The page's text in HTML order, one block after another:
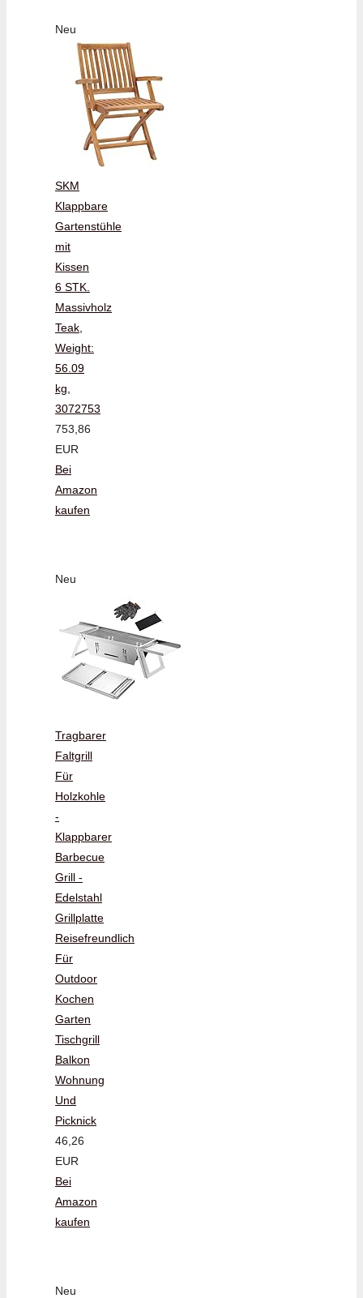
Neu
SKM
Klappbare
Gartenstühle
mit
Kissen
6 STK.
Massivholz
Teak,
Weight:
56.09
kg,
3072753
753,86
EUR
Bei
Amazon
kaufen
Neu
Tragbarer
Faltgrill
Für
Holzkohle
-
Klappbarer
Barbecue
Grill -
Edelstahl
Grillplatte
Reisefreundlich
Für
Outdoor
Kochen
Garten
Tischgrill
Balkon
Wohnung
Und
Picknick
46,26
EUR
Bei
Amazon
kaufen
Neu